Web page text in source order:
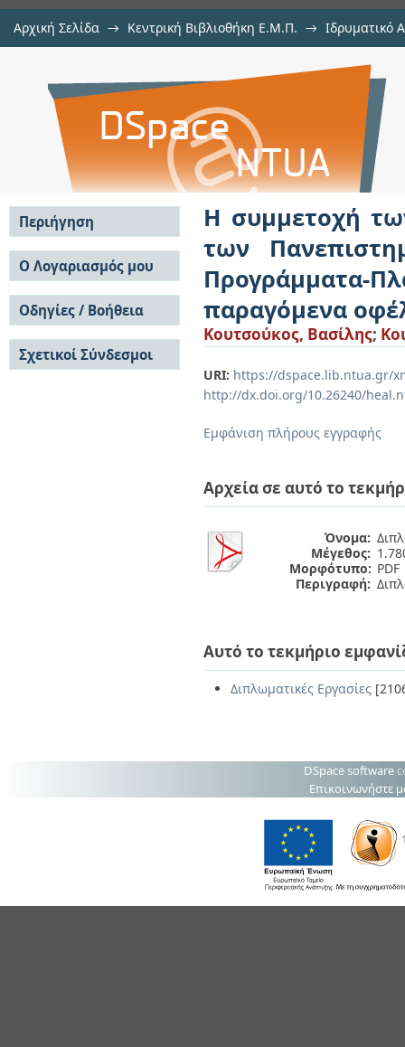
Αρχική Σελίδα → Κεντρική Βιβλιοθήκη Ε.Μ.Π. → Ιδρυματικό
Η συμμετοχή των εργαστηρίων
και Ερευνητικών Κέντρων
προκλήσεις και παραγόμενα
Η συμμετοχή
των
Προγράμματα-
παραγόμενα
Κουτσούκος, Βασίλης;
URI: https://dspace.lib.ntua.gr/
http://dx.doi.org/10.26240/
Εμφάνιση πλήρους εγγραφής
Αρχεία σε αυτό το
Όνομα:
Μέγεθος:
Μορφότυπο: PDF
Περιγραφή:
Αυτό το τεκμήριο
Διπλωματικές Εργασίες
Περιήγηση
Σε όλο το DSpace
Κοινότητες & Συλλογές
Ανά Ημερομηνία
Έκδοσης
Συγγραφείς
Τίτλοι
Θέματα
Ο Λογαριασμός μου
Σύνδεση
Εγγραφή
Οδηγίες / Βοήθεια
Οδηγίες Υποβολής
Οδηγίες Χρήσης ΙΑ
Συχνές Ερωτήσεις
Σχετικοί Σύνδεσμοι
DSpace software
Επικοινωνήστε